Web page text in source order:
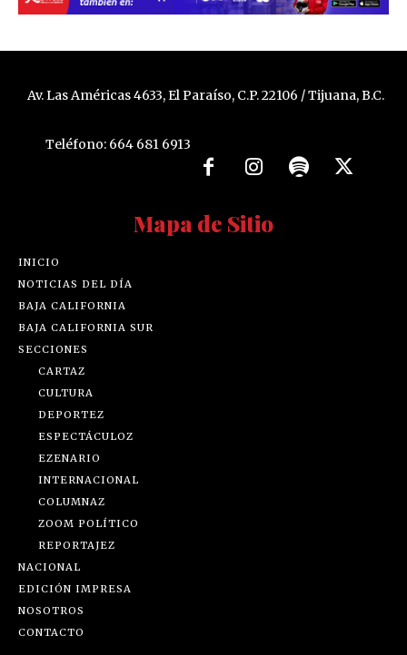
Av. Las Américas 4633, El Paraíso, C.P. 22106 / Tijuana, B.C.
Teléfono: 664 681 6913
Mapa de Sitio
INICIO
NOTICIAS DEL DÍA
BAJA CALIFORNIA
BAJA CALIFORNIA SUR
SECCIONES
CARTAZ
CULTURA
DEPORTEZ
ESPECTÁCULOZ
EZENARIO
INTERNACIONAL
COLUMNAZ
ZOOM POLÍTICO
REPORTAJEZ
NACIONAL
EDICIÓN IMPRESA
NOSOTROS
CONTACTO